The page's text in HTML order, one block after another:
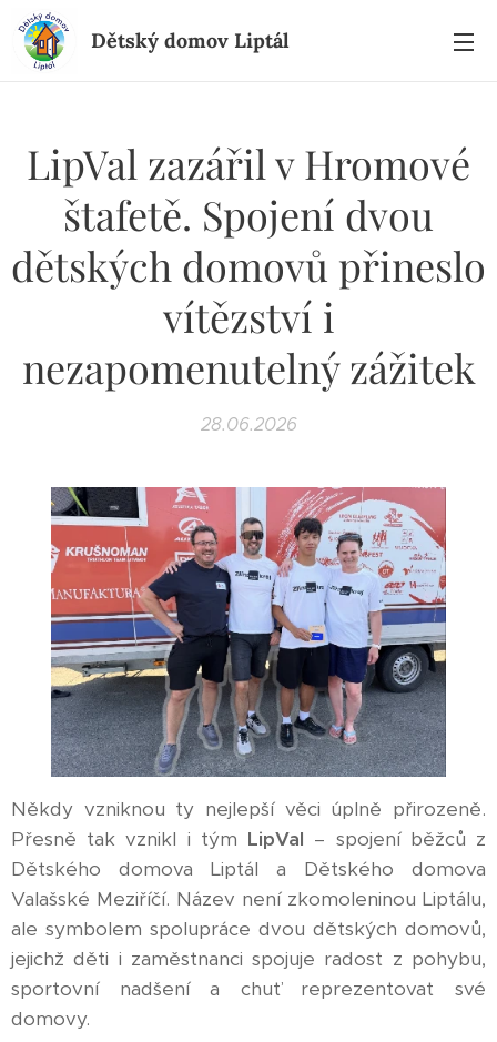
Dětský domov Liptál
LipVal zazářil v Hromové
štafetě. Spojení dvou
dětských domovů přineslo
vítězství i
nezapomenutelný zážitek
28.06.2026
Někdy vzniknou ty nejlepší věci úplně přirozeně.
Přesně tak vznikl i tým LipVal – spojení běžců z
Dětského domova Liptál a Dětského domova
Valašské Meziříčí. Název není zkomoleninou Liptálu,
ale symbolem spolupráce dvou dětských domovů,
jejichž děti i zaměstnanci spojuje radost z pohybu,
sportovní nadšení a chuť reprezentovat své
domovy.